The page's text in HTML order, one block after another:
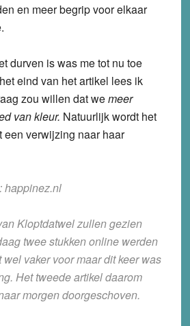
en meer begrip voor elkaar
durven is was me tot nu toe
eind van het artikel lees ik
zou willen dat wemeer
van kleur. Natuurlijk wordt het
een verwijzing naar haar
happinez.nl
Kloptdatwel zullen gezien
twee stukken online werden
vaker voor maar dit keer was
Het tweede artikel daarom
morgen doorgeschoven.